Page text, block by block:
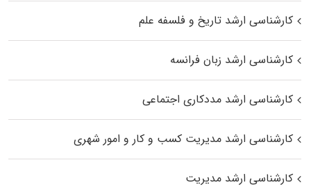
کارشناسی ارشد تاریخ و فلسفه علم
کارشناسی ارشد زبان فرانسه
کارشناسی ارشد مددکاری اجتماعی
کارشناسی ارشد مدیریت کسب و کار و امور شهری
کارشناسی ارشد مدیریت